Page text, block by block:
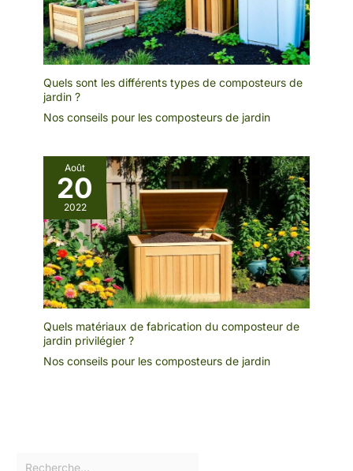
Quels sont les différents types de composteurs de
jardin ?
Nos conseils pour les composteurs de jardin
Août
20
2022
Quels matériaux de fabrication du composteur de
jardin privilégier ?
Nos conseils pour les composteurs de jardin